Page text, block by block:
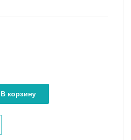
В корзину